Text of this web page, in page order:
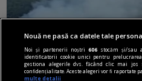
Nouă ne pasă ca datele tale
Noi și partenerii noștri606 stocăm și/sau
identificatorii cookie unici pentru
gestiona alegerile dvs. făcând clic mai
confidențialitate. Aceste alegeri vor fi raportate
multe detalii